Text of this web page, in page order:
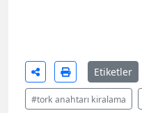
Etiketler
#tork anahtarı kiralama